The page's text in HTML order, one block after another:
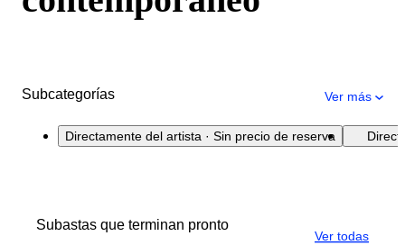
Subcategorías Ver más
Directamente del artista · Sin precio de reserva
Subastas que terminan pronto
Ver todas